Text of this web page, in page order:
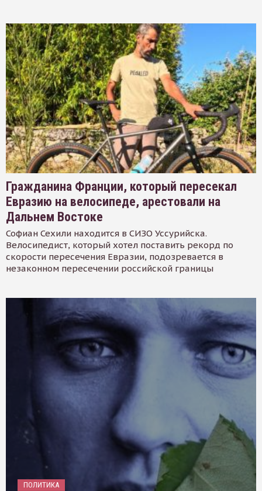
Гражданина Франции, который пересекал
Евразию на велосипеде, арестовали на
Дальнем Востоке
Софиан Сехили находится в СИЗО Уссурийска.
Велосипедист, который хотел поставить рекорд по
скорости пересечения Евразии, подозревается в
незаконном пересечении российской границы
ПОЛИТИКА